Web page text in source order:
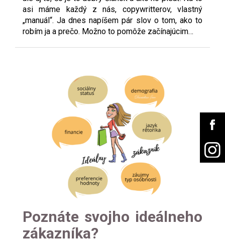
asi máme každý z nás, copywritterov, vlastný
„manuál“. Ja dnes napíšem pár slov o tom, ako to
robím ja a prečo. Možno to pomôže začínajúcim…
Poznáte svojho ideálneho
zákazníka?